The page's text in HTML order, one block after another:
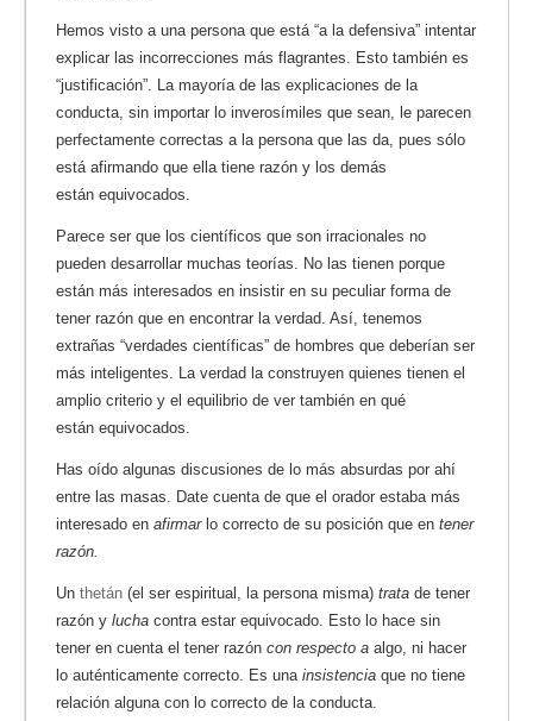
Hemos visto a una persona que está “a la defensiva” intentar
explicar las incorrecciones más flagrantes. Esto también es
“justificación”. La mayoría de las explicaciones de la
conducta, sin importar lo inverosímiles que sean, le parecen
perfectamente correctas a la persona que las da, pues sólo
está afirmando que ella tiene razón y los demás
están equivocados.
Parece ser que los científicos que son irracionales no
pueden desarrollar muchas teorías. No las tienen porque
están más interesados en insistir en su peculiar forma de
tener razón que en encontrar la verdad. Así, tenemos
extrañas “verdades científicas” de hombres que deberían ser
más inteligentes. La verdad la construyen quienes tienen el
amplio criterio y el equilibrio de ver también en qué
están equivocados.
Has oído algunas discusiones de lo más absurdas por ahí
entre las masas. Date cuenta de que el orador estaba más
interesado en afirmarlo correcto de su posición que en tener
razón.
Un thetán (el ser espiritual, la persona misma) trata de tener
razón y lucha contra estar equivocado. Esto lo hace sin
tener en cuenta el tener razón con respecto a algo, ni hacer
lo auténticamente correcto. Es una insistencia que no tiene
relación alguna con lo correcto de la conducta.